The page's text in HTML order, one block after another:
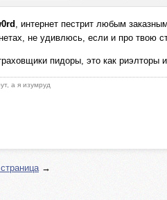
, интернет пестрит любым
не удивлюсь, если и про твою
пидоры, это как риэлторы
а я изумруд
→